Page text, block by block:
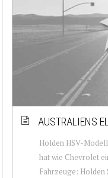
AUSTRALIENS
Holden HSV-
hat wie Chevrolet
Fahrzeuge: Holden